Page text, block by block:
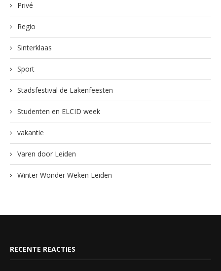
Privé
Regio
Sinterklaas
Sport
Stadsfestival de Lakenfeesten
Studenten en ELCID week
vakantie
Varen door Leiden
Winter Wonder Weken Leiden
RECENTE REACTIES